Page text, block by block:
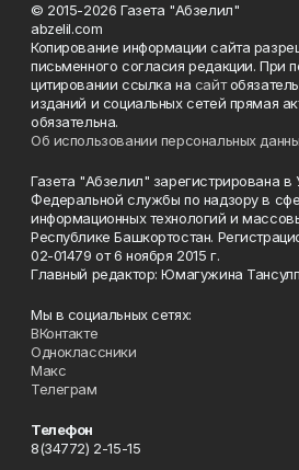
© 2015-2026 Газета "Абзелил"
abzelil.com
Копирование информации сайта
письменного согласия редакции. При
цитировании ссылка на сайт
изданий и социальных сетей прямая
обязательна.
Об использовании персональных
Газета "Абзелил" зарегистрирована в
Федеральной службы по надзору в
информационных технологий и
Республике Башкортостан.
02-01479 от 6 ноября 2015 г.
Главный редактор: Юмагужина
Мы в социальных сетях:
ВКонтакте
Одноклассники
Макс
Телеграм
Телефон
8(34772) 2-15-15